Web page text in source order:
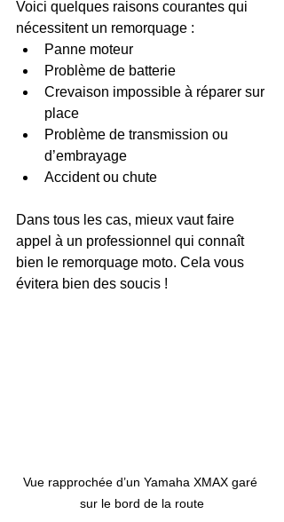
Voici quelques raisons courantes qui
nécessitent un remorquage :
Panne moteur
Problème de batterie
Crevaison impossible à réparer sur
place
Problème de transmission ou
d’embrayage
Accident ou chute
Dans tous les cas, mieux vaut faire
appel à un professionnel qui connaît
bien le remorquage moto. Cela vous
évitera bien des soucis !
Vue rapprochée d’un Yamaha XMAX garé
sur le bord de la route